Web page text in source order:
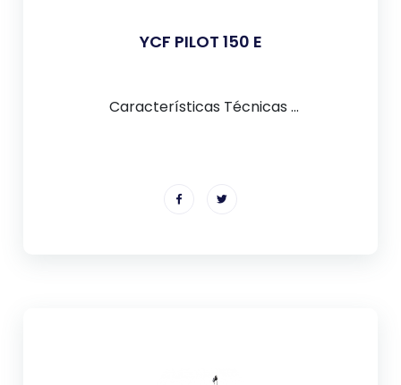
YCF PILOT 150 E
Características Técnicas ...